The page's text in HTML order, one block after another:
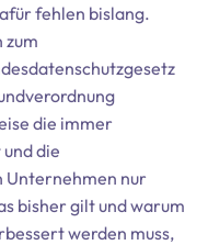
fehlen bislang.
zum
die immer
die
Unternehmen nur
bisher gilt und warum
werden muss,